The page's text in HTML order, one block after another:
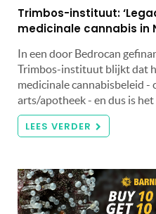
Trimbos-instituut:
medicinale cannabis in
In een door Bedrocan
Trimbos-instituut blijkt dat
medicinale cannabisbeleid
arts/apotheek - en dus is
LEES VERDER